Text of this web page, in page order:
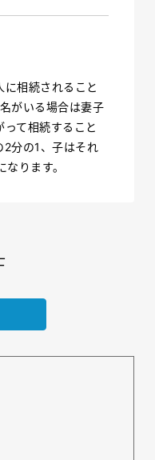
相続されること
がいる場合は妻子
て相続すること
2分の1、子はそれ
ります。